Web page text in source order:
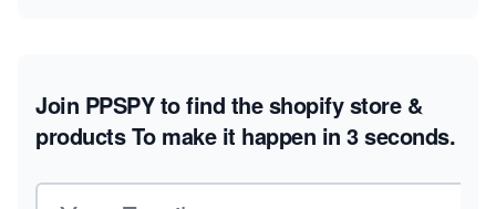
Join PPSPY to find the shopify store &
productsTo make it happen in 3 seconds.
Email address